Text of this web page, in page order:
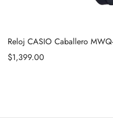
Reloj CASIO Caballero
$1,399.00